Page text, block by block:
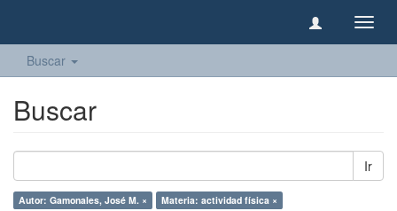
Buscar
Buscar
Ir
Autor: Gamonales, José M. × Materia: actividad física ×